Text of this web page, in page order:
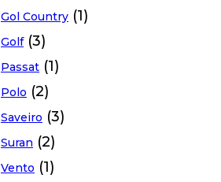
Gol Country (1)
Golf (3)
Passat (1)
Polo (2)
Saveiro (3)
Suran (2)
Vento (1)